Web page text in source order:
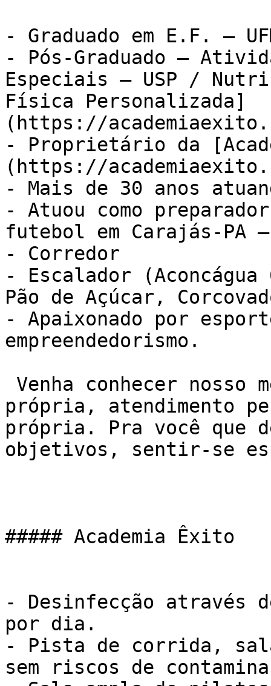
- Graduado em E.F. –
- Pós-Graduado –
Especiais – USP /
Física Personalizada]
(https://
- Proprietário da
(https://
- Mais de 30 anos
- Atuou como
futebol em Carajás-PA –
- Corredor
- Escalador
Pão de Açúcar,
- Apaixonado por
empreendedorismo.
própria, atendimento
própria. Pra você que
objetivos, sentir-se
##### Academia Êxito
- Desinfecção
por dia.
- Pista de corrida,
sem riscos de